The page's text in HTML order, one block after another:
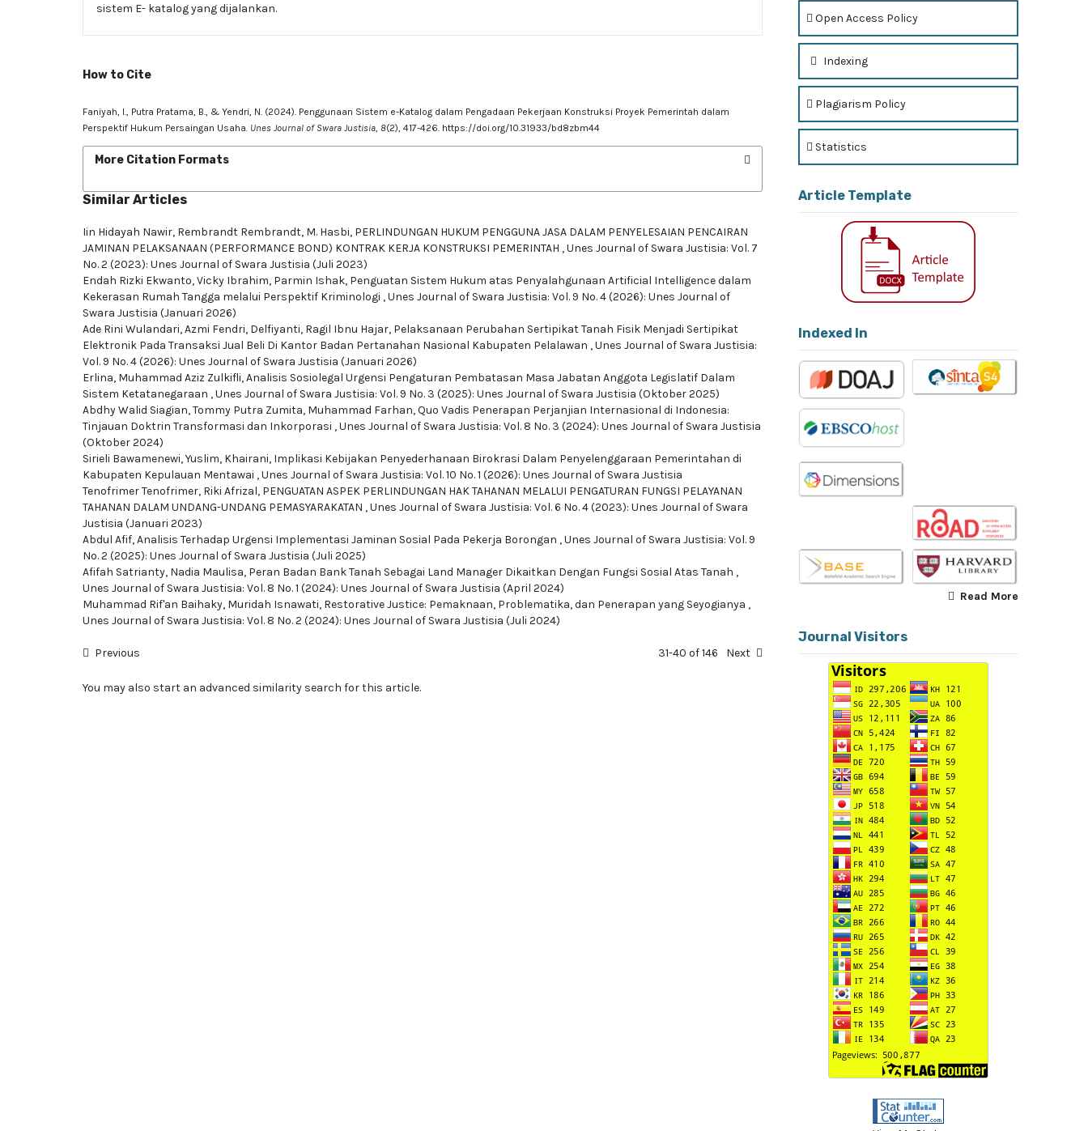
sistem E- katalog yang dijalankan.
How to Cite
Faniyah, I., Putra Pratama, B., & Yendri, N. (2024). Penggunaan Sistem e-Katalog dalam Pengadaan Pekerjaan Konstruksi Proyek Pemerintah dalam
Perspektif Hukum Persaingan Usaha. Unes Journal of Swara Justisia 8(2), 417-426. https://doi.org/10.31933/bd8zbm44
More Citation Formats
Similar Articles
Iin Hidayah Nawir, Rembrandt Rembrandt, M. Hasbi, PERLINDUNGAN HUKUM PENGGUNA JASA DALAM PENYELESAIAN PENCAIRAN
JAMINAN PELAKSANAAN (PERFORMANCE BOND) KONTRAK KERJA KONSTRUKSI PEMERINTAH ,Unes Journal of Swara Justisia: Vol. 7
No. 2 (2023): Unes Journal of Swara Justisia (Juli 2023)
Endah Rizki Ekwanto, Vicky Ibrahim, Parmin Ishak, Penguatan Sistem Hukum atas Penyalahgunaan Artificial Intelligence dalam
Kekerasan Rumah Tangga melalui Perspektif Kriminologi ,Unes Journal of Swara Justisia: Vol. 9 No. 4 (2026): Unes Journal of
Swara Justisia (Januari 2026)
Ade Rini Wulandari, Azmi Fendri, Delfiyanti, Ragil Ibnu Hajar, Pelaksanaan Perubahan Sertipikat Tanah Fisik Menjadi Sertipikat
Elektronik Pada Transaksi Jual Beli Di Kantor Badan Pertanahan Nasional Kabupaten Pelalawan ,Unes Journal of Swara Justisia:
Vol. 9 No. 4 (2026): Unes Journal of Swara Justisia (Januari 2026)
Erlina, Muhammad Aziz Zulkifli,Analisis Sosiolegal Urgensi Pengaturan Pembatasan Masa Jabatan Anggota Legislatif Dalam
Sistem Ketatanegaraan ,Unes Journal of Swara Justisia: Vol. 9 No. 3 (2025): Unes Journal of Swara Justisia (Oktober 2025)
Abdhy Walid Siagian, Tommy Putra Zumita, Muhammad Farhan,Quo Vadis Penerapan Perjanjian Internasional di Indonesia:
Tinjauan Doktrin Transformasi dan Inkorporasi ,Unes Journal of Swara Justisia: Vol. 8 No. 3 (2024): Unes Journal of Swara Justisia
(Oktober 2024)
Sirieli Bawamenewi, Yuslim, Khairani, Implikasi Kebijakan Penyederhanaan Birokrasi Dalam Penyelenggaraan Pemerintahan di
Kabupaten Kepulauan Mentawai ,Unes Journal of Swara Justisia: Vol. 10 No. 1 (2026): Unes Journal of Swara Justisia
Tenofrimer Tenofrimer, Riki Afrizal, PENGUATAN ASPEK PERLINDUNGAN HAK TAHANAN MELALUI PENGATURAN FUNGSI PELAYANAN
TAHANAN DALAM UNDANG-UNDANG PEMASYARAKATAN ,Unes Journal of Swara Justisia: Vol. 6 No. 4 (2023): Unes Journal of Swara
Justisia (Januari 2023)
Abdul Afif,Analisis Terhadap Urgensi Implementasi Jaminan Sosial Pada Pekerja Borongan ,Unes Journal of Swara Justisia: Vol. 9
No. 2 (2025): Unes Journal of Swara Justisia (Juli 2025)
Afifah Satrianty, Nadia Maulisa, Peran Badan Bank Tanah Sebagai Land Manager Dikaitkan Dengan Fungsi Sosial Atas Tanah ,
Unes Journal of Swara Justisia: Vol. 8 No. 1 (2024): Unes Journal of Swara Justisia (April 2024)
Muhammad Rif'an Baihaky, Muridah Isnawati, Restorative Justice: Pemaknaan, Problematika, dan Penerapan yang Seyogianya ,
Unes Journal of Swara Justisia: Vol. 8 No. 2 (2024): Unes Journal of Swara Justisia (Juli 2024)
Previous 31-40 of 146 Next
You may also start an advanced similarity search for this article.
Open Access Policy
Indexing
Plagiarism Policy
Statistics
Article Template
Indexed In
Read More
Journal Visitors